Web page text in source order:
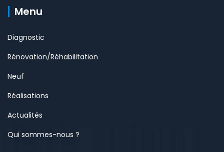
Menu
Diagnostic
Rénovation/Réhabilitation
Neuf
Réalisations
Actualités
Qui sommes-nous ?